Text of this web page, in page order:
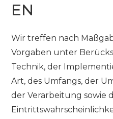
N
Wir treffen nach
Vorgaben unter
Technik, der
Art, des Umfangs, der
der Verarbeitung sowie